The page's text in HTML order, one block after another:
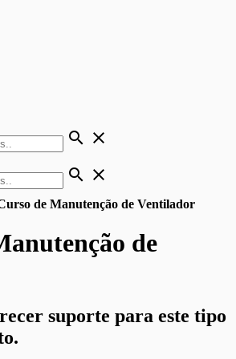
search close
search close
de Manutenção de Ventilador
de
suporte para este tipo